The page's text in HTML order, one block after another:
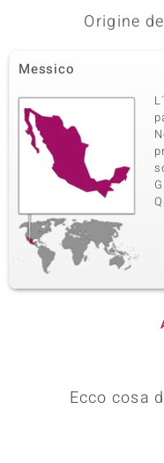
Origine
Messico
Ecco cosa